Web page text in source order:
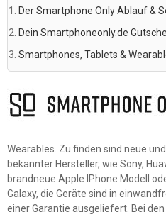
Der Smartphone Only Ablauf &
Dein Smartphoneonly.de
Smartphones, Tablets &
Wearables. Zu finden sind neue
bekannter Hersteller, wie Sony,
brandneue Apple IPhone Modell
Galaxy, die Geräte sind in
einer Garantie ausgeliefert. Bei